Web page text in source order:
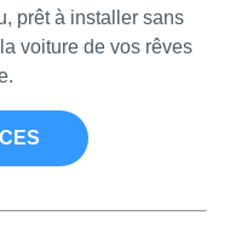
prêt à installer sans
voiture de vos rêves